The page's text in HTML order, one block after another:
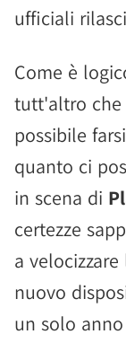
ufficiali
Come è
tutt'altro che
possibile
quanto ci
in scena di
certezze
a
nuovo
un solo